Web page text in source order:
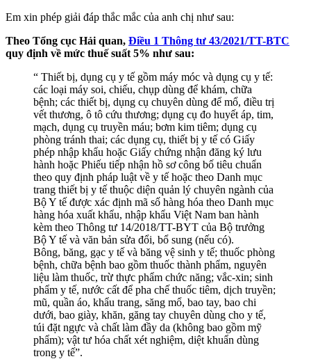
Em xin phép giải đáp thắc mắc của anh chị như sau:
Theo Tổng cục Hải quan, Điều 1 Thông tư 43/2021/TT-BTC
quy định về mức thuế suất 5% như sau:
“ Thiết bị, dụng cụ y tế gồm máy móc và dụng cụ y tế:
các loại máy soi, chiếu, chụp dùng để khám, chữa
bệnh; các thiết bị, dụng cụ chuyên dùng để mổ, điều trị
vết thương, ô tô cứu thương; dụng cụ đo huyết áp, tim,
mạch, dụng cụ truyền máu; bơm kim tiêm; dụng cụ
phòng tránh thai; các dụng cụ, thiết bị y tế có Giấy
phép nhập khẩu hoặc Giấy chứng nhận đăng ký lưu
hành hoặc Phiếu tiếp nhận hồ sơ công bố tiêu chuẩn
theo quy định pháp luật về y tế hoặc theo Danh mục
trang thiết bị y tế thuộc diện quản lý chuyên ngành của
Bộ Y tế được xác định mã số hàng hóa theo Danh mục
hàng hóa xuất khẩu, nhập khẩu Việt Nam ban hành
kèm theo Thông tư 14/2018/TT-BYT của Bộ trưởng
Bộ Y tế và văn bản sửa đổi, bổ sung (nếu có).
Bông, băng, gạc y tế và băng vệ sinh y tế; thuốc phòng
bệnh, chữa bệnh bao gồm thuốc thành phẩm, nguyên
liệu làm thuốc, trừ thực phẩm chức năng; vắc-xin; sinh
phẩm y tế, nước cất để pha chế thuốc tiêm, dịch truyền;
mũ, quần áo, khẩu trang, săng mổ, bao tay, bao chi
dưới, bao giày, khăn, găng tay chuyên dùng cho y tế,
túi đặt ngực và chất làm đầy da (không bao gồm mỹ
phẩm); vật tư hóa chất xét nghiệm, diệt khuẩn dùng
trong y tế”.